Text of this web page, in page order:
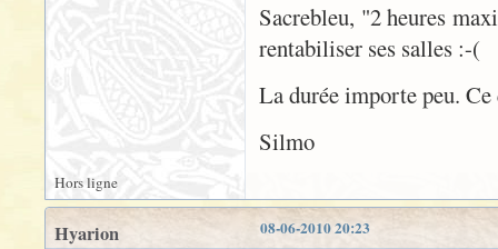
Sacrebleu, "2 heures
rentabiliser ses salles :-(
La durée importe peu.
Silmo
Hors ligne
08-06-2010 20:23
Hyarion